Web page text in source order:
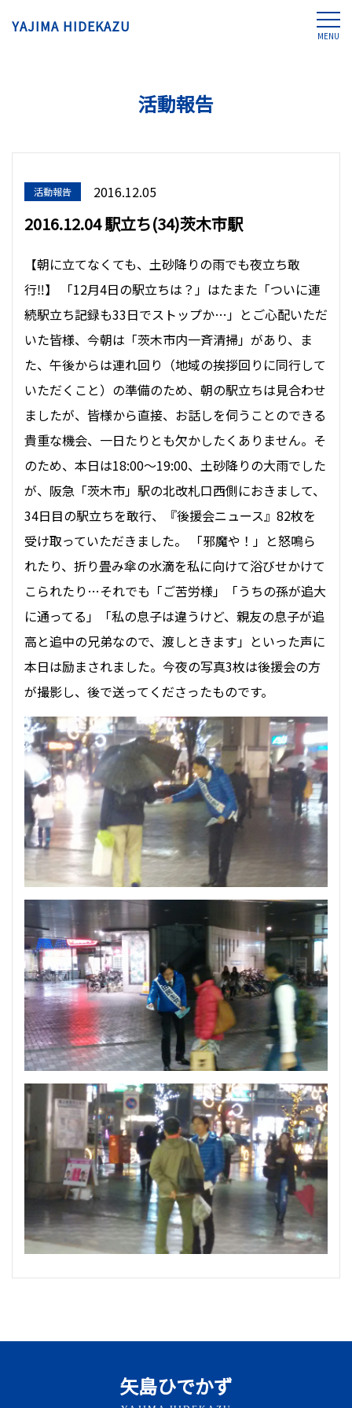
YAJIMA HIDEKAZU
MENU
活動報告
活動報告 2016.12.05
2016.12.04 駅立ち(34)茨木市駅
【朝に立てなくても、土砂降りの雨でも夜立ち敢
行‼︎】 「12月4日の駅立ちは？」はたまた「ついに連
続駅立ち記録も33日でストップか…」とご心配いただ
いた皆様、今朝は「茨木市内一斉清掃」があり、ま
た、午後からは連れ回り（地域の挨拶回りに同行して
いただくこと）の準備のため、朝の駅立ちは見合わせ
ましたが、皆様から直接、お話しを伺うことのできる
貴重な機会、一日たりとも欠かしたくありません。そ
のため、本日は18:00〜19:00、土砂降りの大雨でした
が、阪急「茨木市」駅の北改札口西側におきまして、
34日目の駅立ちを敢行、『後援会ニュース』82枚を
受け取っていただきました。 「邪魔や！」と怒鳴ら
れたり、折り畳み傘の水滴を私に向けて浴びせかけて
こられたり…それでも「ご苦労様」「うちの孫が追大
に通ってる」「私の息子は違うけど、親友の息子が追
高と追中の兄弟なので、渡しときます」といった声に
本日は励まされました。今夜の写真3枚は後援会の方
が撮影し、後で送ってくださったものです。
矢島ひでかず